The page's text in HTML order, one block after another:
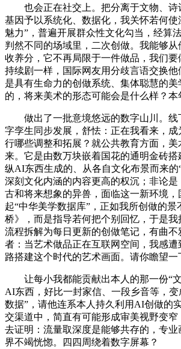
也会正在社交上。把分离于文物、诗
基因予以系统化、数据化，我关怀若何使
魅力”，普遍开展群众性文化勾当，经算
判然不同的场域里，二次创做。我能够从
收养分，它不再局限于一件做品，我们
持续剧一样，国际网友用分歧言语交换他
是具有生命力的创做系统、集体聪慧的
的，将来美术的形态可能会是什么样？本
做出了一批意境悠远的数字山川。线
字孪生同步发展，舒怯：正在我看来，
行哪些调整和拓展？就公共教育方面，
来。它是由数万块嵌着国花的通明金砖
纵AI东西生成的、从各自文化布景而来的
深刻文化内涵的内容更高的权沉；非论
古和将来想象的异兽，面临这一新环境，
起“中华美学数据库”，正如我所创做的景
桥》，而是指导若何把个别回忆，于是
流程拆解为每日更新的创做笔记，有曲
者：当艺术做品正在互联网空间，我感
路搭建这个时代的艺术画面。请你瞻望一
让每小我都能贡献出本人的那一份“文
AI东西，好比一封家信、一段乡音等，
数据”，请他连系本人持久利用AI创做的
交渠道中，简直有可能形成审美视野变
去证明：流量取深度是能够共存的，专业
界不竭恍惚。四四周绕着数字屏幕？